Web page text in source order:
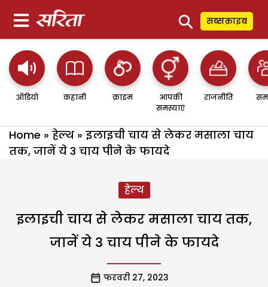
⚲ सब्सक्राइब
ऑडियो कहानी क्राइम
आपकी
समस्याएं
राजनीति
Home » हेल्थ » इलाइची चाय से लेकर मसाला चाय
तक, जानें ये 3 चाय पीने के फायदे
हेल्थ
इलाइची चाय से लेकर मसाला चाय तक,
जानें ये 3 चाय पीने के फायदे
फरवरी 27, 2023